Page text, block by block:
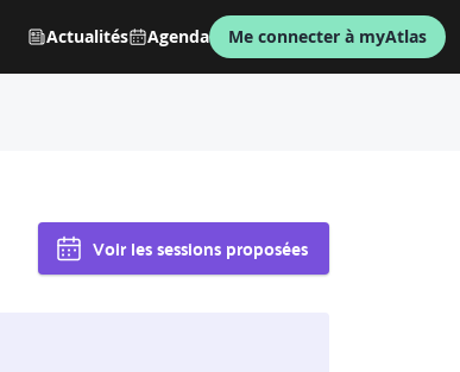
Actualités Agenda Me connecter à myAtlas
Voir les sessions proposées